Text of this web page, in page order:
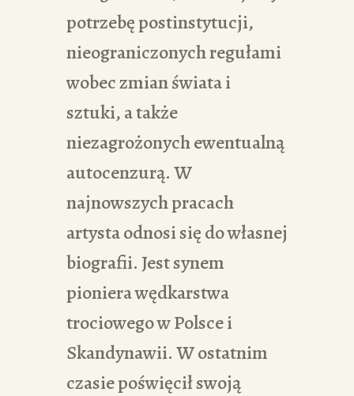
potrzebę postinstytucji,
nieograniczonych regułami
wobec zmian świata i
sztuki, a także
niezagrożonych ewentualną
autocenzurą. W
najnowszych pracach
artysta odnosi się do własnej
biografii. Jest synem
pioniera wędkarstwa
trociowego w Polsce i
Skandynawii. W ostatnim
czasie poświęcił swoją